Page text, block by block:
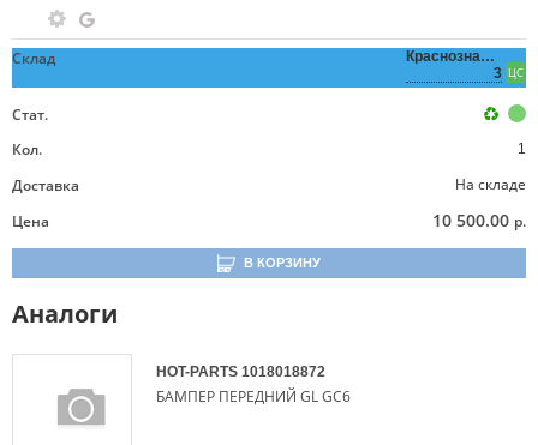
Склад
Краснознаменная,
3 ЦС
Стат.
Кол.
1
Доставка
На складе
Цена
10 500.00 р.
В КОРЗИНУ
Аналоги
HOT-PARTS 1018018872
БАМПЕР ПЕРЕДНИЙ GL GC6